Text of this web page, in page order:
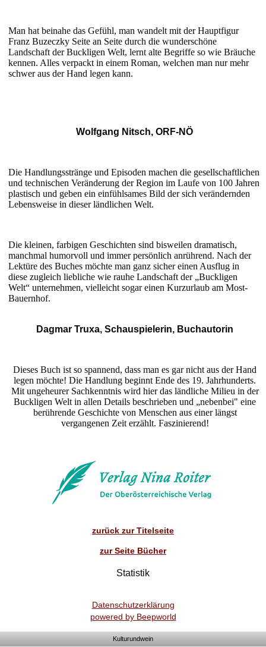
Man hat beinahe das Gefühl, man wandelt mit der Hauptfigur
Franz Buzeczky Seite an Seite durch die wunderschöne
Landschaft der Buckligen Welt, lernt alte Begriffe so wie Bräuche
kennen. Alles verpackt in einem Roman, welchen man nur mehr
schwer aus der Hand legen kann.
Wolfgang Nitsch, ORF-NÖ
Die Handlungsstränge und Episoden machen die gesellschaftlichen
und technischen Veränderung der Region im Laufe von 100 Jahren
plastisch und geben ein einfühlsames Bild der sich verändernden
Lebensweise in dieser ländlichen Welt.
Die kleinen, farbigen Geschichten sind bisweilen dramatisch,
manchmal humorvoll und immer persönlich anrührend. Nach der
Lektüre des Buches möchte man ganz sicher einen Ausflug in
diese zugleich liebliche wie rauhe Landschaft der „Buckligen
Welt“ unternehmen, vielleicht sogar einen Kurzurlaub am Most-
Bauernhof.
Dagmar Truxa, Schauspielerin, Buchautorin
Dieses Buch ist so spannend, dass man es gar nicht aus der Hand
legen möchte! Die Handlung beginnt Ende des 19. Jahrhunderts.
Mit ungeheurer Sachkenntnis wird hier das ländliche Milieu in der
Buckligen Welt in allen Details beschrieben und „nebenbei" eine
berührende Geschichte von Menschen aus einer längst
vergangenen Zeit erzählt. Faszinierend!
zurück zur Titelseite
zur Seite Bücher
Statistik
Datenschutzerklärung
powered by Beepworld
Kulturundwein